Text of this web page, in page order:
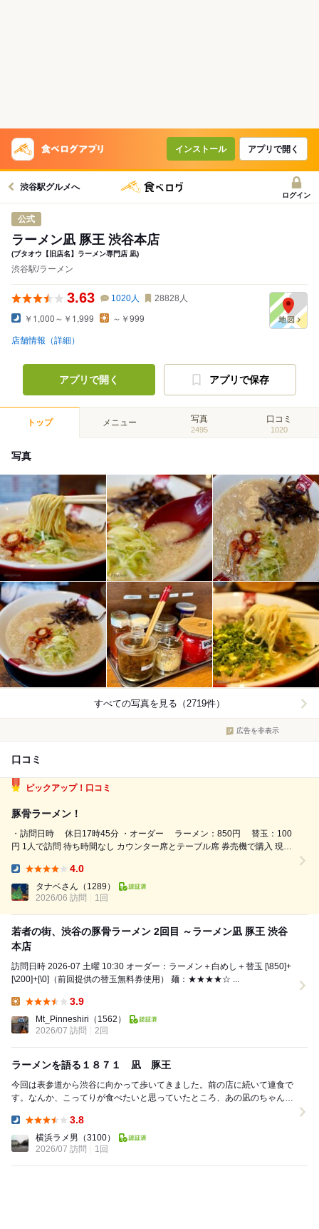
インストール アプリで開く
渋谷駅グルメへ
ログイン
公式
ラーメン凪 豚王 渋谷本店
(ブタオウ【旧店名】ラーメン専門店 凪)
渋谷駅/ラーメン
3.63 1020人 28828 人
￥1,000～￥1,999 ～￥999
店舗情報（詳細）
アプリで開く アプリで保存
トップ メニュー 写真
2495
口コミ
1020
写真
すべての写真を見る（2719件）
広告を非表示
口コミ
ピックアップ！口コミ
豚骨ラーメン！
・訪問日時 休日17時45分 ・オーダー ラーメン：850円 替玉：100
円 1人で訪問 待ち時間なし カウンター席とテーブル席 券売機で購入 現金
えます。 ほどなくして着丼したラーメンは...
4.0
タナベさん （1289）
2026/06 訪問
1回
若者の街、渋谷の豚骨ラーメン 2回目 ～ラーメン凪 豚王 渋谷
本店
訪問日時 2026-07 土曜 10:30 オーダー：ラーメン＋白めし＋替玉 [\850]+
[\200]+[\0]（前回提供の替玉無料券使用） 麺：★★★★☆ ...
3.9
Mt_Pinneshiri （1562）
2026/07 訪問
2回
ラーメンを語る１８７１ 凪 豚王
今回は表参道から渋谷に向かって歩いてきました。前の店に続いて連食で
す。なんか、こってりが食べたいと思っていたところ、あの凪のちゃん系
3.8
横浜ラメ男 （3100）
2026/07 訪問
1回